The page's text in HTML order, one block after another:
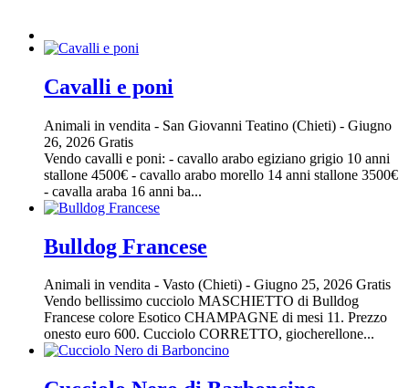
Cavalli e poni
Animali in vendita - San Giovanni Teatino (Chieti) - Giugno
26, 2026 Gratis
Vendo cavalli e poni: - cavallo arabo egiziano grigio 10 anni
stallone 4500€ - cavallo arabo morello 14 anni stallone 3500€
- cavalla araba 16 anni ba...
Bulldog Francese
Animali in vendita - Vasto (Chieti) - Giugno 25, 2026 Gratis
Vendo bellissimo cucciolo MASCHIETTO di Bulldog
Francese colore Esotico CHAMPAGNE di mesi 11. Prezzo
onesto euro 600. Cucciolo CORRETTO, giocherellone...